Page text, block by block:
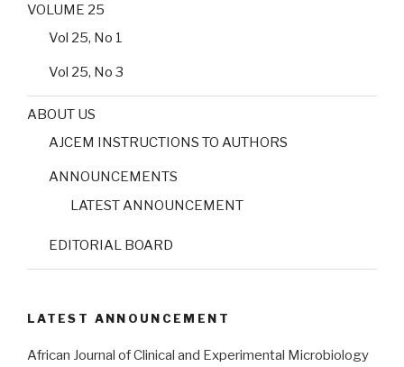
VOLUME 25
Vol 25, No 1
Vol 25, No 3
ABOUT US
AJCEM INSTRUCTIONS TO AUTHORS
ANNOUNCEMENTS
LATEST ANNOUNCEMENT
EDITORIAL BOARD
LATEST ANNOUNCEMENT
African Journal of Clinical and Experimental Microbiology